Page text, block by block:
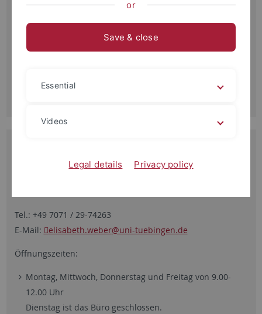
@uni-tuebingen.de
Tel.: +49 7071 / 29-74263
E-Mail:
elisabeth.weber@uni-tuebingen.de
Öffnungszeiten:
Montag, Mittwoch, Donnerstag und Freitag von 9.00-
12.00 Uhr
Dienstag ist das Büro geschlossen.
or
Save & close
Essential
Videos
Legal details Privacy policy